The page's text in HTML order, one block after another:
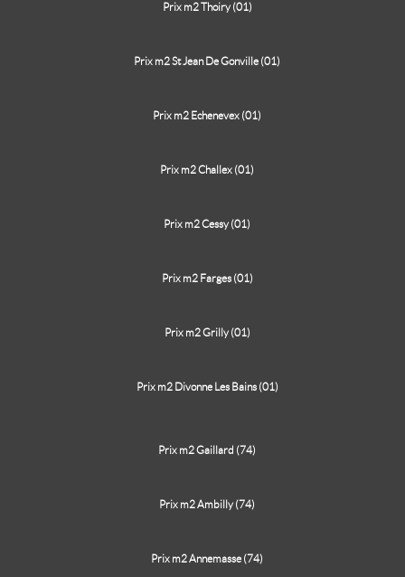
Prix m2 Thoiry (01)
Prix m2 St Jean De Gonville (01)
Prix m2 Echenevex (01)
Prix m2 Challex (01)
Prix m2 Cessy (01)
Prix m2 Farges (01)
Prix m2 Grilly (01)
Prix m2 Divonne Les Bains (01)
Prix m2 Gaillard (74)
Prix m2 Ambilly (74)
Prix m2 Annemasse (74)